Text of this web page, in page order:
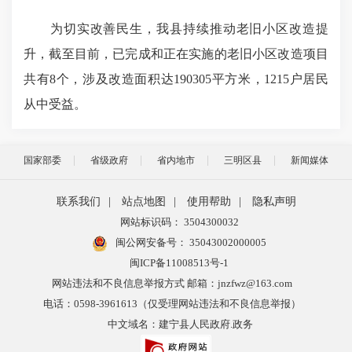
为切实改善民生，我县持续推动老旧小区改造提
升，截至目前，已完成和正在实施的老旧小区改造项目
共有8个，涉及改造面积达190305平方米，1215户居民
从中受益。
国家部委 省级政府 省内地市 三明区县 新闻媒体
联系我们 站点地图 使用帮助
隐私声明
网站标识码： 3504300032
闽公网安备号： 35043002000005
闽ICP备11008513号-1
网站违法和不良信息举报方式 邮箱：jnzfwz@163.com
电话：0598-3961613（仅受理网站违法和不良信息举报）
中文域名：建宁县人民政府.政务